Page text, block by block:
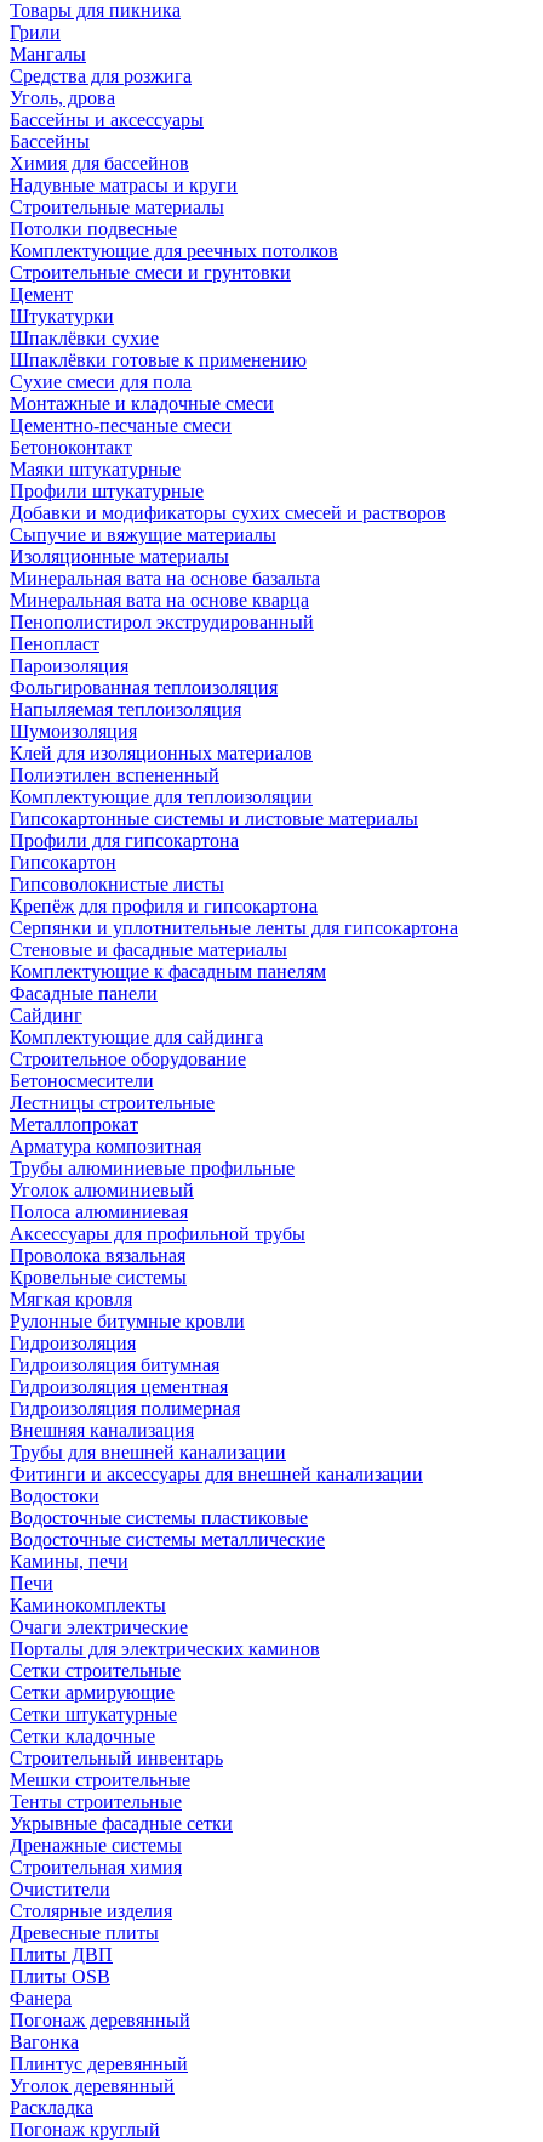
Товары для пикника
Грили
Мангалы
Средства для розжига
Уголь, дрова
Бассейны и аксессуары
Бассейны
Химия для бассейнов
Надувные матрасы и круги
Строительные материалы
Потолки подвесные
Комплектующие для реечных потолков
Строительные смеси и грунтовки
Цемент
Штукатурки
Шпаклёвки сухие
Шпаклёвки готовые к применению
Сухие смеси для пола
Монтажные и кладочные смеси
Цементно-песчаные смеси
Бетоноконтакт
Маяки штукатурные
Профили штукатурные
Добавки и модификаторы сухих смесей и растворов
Сыпучие и вяжущие материалы
Изоляционные материалы
Минеральная вата на основе базальта
Минеральная вата на основе кварца
Пенополистирол экструдированный
Пенопласт
Пароизоляция
Фольгированная теплоизоляция
Напыляемая теплоизоляция
Шумоизоляция
Клей для изоляционных материалов
Полиэтилен вспененный
Комплектующие для теплоизоляции
Гипсокартонные системы и листовые материалы
Профили для гипсокартона
Гипсокартон
Гипсоволокнистые листы
Крепёж для профиля и гипсокартона
Серпянки и уплотнительные ленты для гипсокартона
Стеновые и фасадные материалы
Комплектующие к фасадным панелям
Фасадные панели
Сайдинг
Комплектующие для сайдинга
Строительное оборудование
Бетоносмесители
Лестницы строительные
Металлопрокат
Арматура композитная
Трубы алюминиевые профильные
Уголок алюминиевый
Полоса алюминиевая
Аксессуары для профильной трубы
Проволока вязальная
Кровельные системы
Мягкая кровля
Рулонные битумные кровли
Гидроизоляция
Гидроизоляция битумная
Гидроизоляция цементная
Гидроизоляция полимерная
Внешняя канализация
Трубы для внешней канализации
Фитинги и аксессуары для внешней канализации
Водостоки
Водосточные системы пластиковые
Водосточные системы металлические
Камины, печи
Печи
Каминокомплекты
Очаги электрические
Порталы для электрических каминов
Сетки строительные
Сетки армирующие
Сетки штукатурные
Сетки кладочные
Строительный инвентарь
Мешки строительные
Тенты строительные
Укрывные фасадные сетки
Дренажные системы
Строительная химия
Очистители
Столярные изделия
Древесные плиты
Плиты ДВП
Плиты OSB
Фанера
Погонаж деревянный
Вагонка
Плинтус деревянный
Уголок деревянный
Раскладка
Погонаж круглый